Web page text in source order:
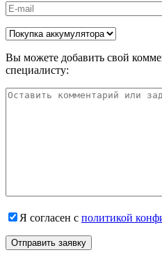
Вы можете добавить свой
специалисту:
Я согласен с политикой